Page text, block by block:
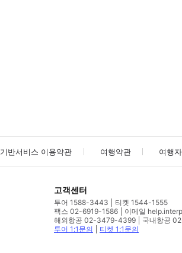
반서비스 이용약관 여행약관 여행
고객센터
투어 1588-3443
티켓 1544-1555
팩스 02-6919-1586
이메일
해외항공 02-3479-4399
국내항공
투어 1:1문의
티켓 1:1문의